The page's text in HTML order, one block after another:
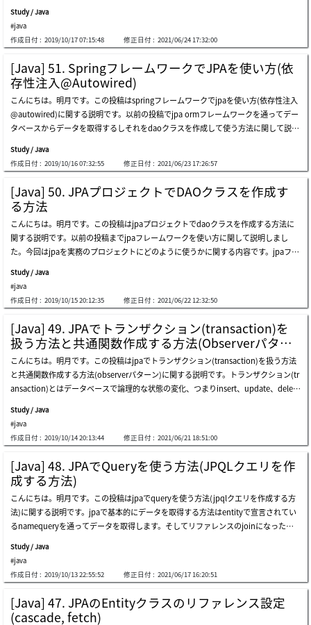
ルすることなので一応スキップして手動のインストールなので「tar.gz」でダウンロ
ードします。(wgetでダウンロードすると認証エラーになります。ただ、私はウェブ
でダウンロードして「samba」でコピーしました。)筆者は綺麗に「/usr/local/lib」
でコピーしておきました。これから圧縮を解凍しましょう。シンボリックリンクを設
定しましょう。そして「/etc/profile」でパスを指定しましょう。ここで「source pr
ofile」でもよいし再起動してもよいです。ここまでが手動インストールです。これか
らは「yum」をとおってインストールしましょう。先に「yum list」でなにがあるか
確認しましょう。ただ「java*」で検索するとデータが多すぎで「java-1.8.0*」で検
索しましょう。1.8.0バージョンだけで種類がすごく多いですね。この種類はよくし
らなくただ「devel」が含めている名をインストールしましょう。「java」の依存性
があるアプリもすべてインストー
存性注入@autowired)spring controllerにはdaoを取得してjpa ormを利用してデー
タを取得する部分に関しては問題ありません。でも、問題はspring controllerではな
いクラスでdaoを取得する方法が問題です。もちろん、一般クラスでただdaoクラス
のインスタンスを生成(new)して使っても問題ありません。しかし、springで依存性
注入でsingleton形式で使うのに、他の一般クラスで一般インスタンス生成してデー
タベースに接続してデータを取得することではなく、同じsingletonパターンで取得
して使いたいです。そのため、daoクラスを制御するfactory method patternを先に
作成することが必要です。上のソースはfactorydaoクラスをsingletonパターンタイ
プで作成しました。つまり、プログラムが開始してfactorydaoのインスタンスはた
だ一つだけ生成されます。そしてgetdaoはfactory method patternです。つまり、
パラメータのクラスタイプによりインスタンスを取得します。しかし我々がdaoのイ
ンスタンスを生成するたびにfactorydaoでifやswitchの分岐文を作成することが大変
なので、パラメータのクラスタイプでreflectionを利用してインスタンスを生成するf
lyweight patternを適用しました。つまり、改めてまとめたらsingleton + factory m
ethod + flyweightパターンの結果です。じゃ、springのcontroller部分ではなく、一
般クラスの関数部分でdaoを取得して使いましょう。じゃ、controllerでcommonク
ラスのgetusernamebyid関数を利用しましょう。上の結果をみればcommonクラス
中でuserdaoを利用してデータベースに接続してデータを取得し
Study / Java
#java
作成日付 : 2019/10/17 07:15:48 修正日付 : 2021/06/24 17:32:00
[Java] 51. SpringフレームワークでJPAを使い方(依
存性注入@Autowired)
こんにちは。明月です。この投稿はspringフレームワークでjpaを使い方(依存性注入
@autowired)に関する説明です。以前の投稿でjpa ormフレームワークを通ってデー
タベースからデータを取得するしそれをdaoクラスを作成して使う方法に関して説明
mをspringフレームワークで使いたいですが、そのままにdaoクラスのインスタンス
を生成して使うことも問題ありません。でも、daoクラスというのは様々なインスタ
ンスを生成して使うことより、singletonパターンの形式で一回にインスタンスを生
成して再使用するのがプログラム性能が良いです。なぜなら、インスタンスを生成(n
ew)するのは考えより時間がかかります。(何秒単位でかかることではありません。)
そしてマスタテーブルのdaoクラスなら一回のデータ取得で何回に再使用する方が良
いです。そのためにdaoをsingletonパターンで作成して、それを取得するためにfact
oryパターンを作成したらよいですが、springフレームワークはそれを支援する依存
性注入(dependency injection)という概念があります。依存性注入とはsingletonパ
ターンとfactoryパターンを併せたパターンだと思えばよいです。(実はsingletonパタ
ーンとfactoryパターンを併せた概念とは差異がありますが、ほぼ似てます。依存性
注入パターンはデザインパターンのカテゴリで説明します。)依存性注入パターンを
使うためには@autowiredアノテーションを知らなければならないです。@autowire
dアノテーションはspring設定のxml(mvc-config.xml)で設定したbeanオブジェクト
を取得して使うアノテーションです。最初に呼び出すときにインスタンスが生成さ
れ、次から呼び出すときには生成されたインスタンスを再使用する方法です。(single
tonパターン)まず、以前の投稿で作成したentityクラスとdaoクラスをspringプロジ
ェクトにコピーしましょう。link - [java] 39. spring web frameworkを利用してウェ
ブサービスプロジェクトを作成する方法まず、mvc-config.xmlを設定しましょう。
mvc-
Study / Java
作成日付 : 2019/10/16 07:32:55 修正日付 : 2021/06/23 17:26:57
[Java] 50. JPAプロジェクトでDAOクラスを作成す
る方法
こんにちは。明月です。この投稿はjpaプロジェクトでdaoクラスを作成する方法に
関する説明です。以前の投稿までjpaフレームワークを使い方に関して説明しまし
た。今回はjpaを実務のプロジェクトにどのように使うかに関する内容です。jpaフレ
やspringフレームワーク)のcontrollerに使っても問題はありません。例えば、contr
ollerの要請がある時、当該なデータをデータベースから取得してそのデータをentity
クラスに格納してクライアント(ブラウザ)に応答しても構いないと意味です。でも、
実務のウェブプロジェクトを作成する時に少しルールがあります。まず、ウェブ要請
がある時に当該な要請で使うデータベースのデータは一括で取得します。その後、セ
ッションに格納するデータや取得するデータを取得して最大に簡潔なロジックを実装
して応答します。なぜ、こんなルールがあるかというとウェブというのはcontroller
で処理が多くなれば応答速度が遅くなります。使用者の特性上、ページを要請したの
に1秒以上がかかっても何か問題があるではないかと認知するので処理速度が遅くな
るとダメです。その理由で一番時間がかかる処理(database connection)を一番先に
配置して、その後で処理ロジックを実装することです。そうすると後にデバッグやプ
ロファイリングする時の性能チェックが簡単になります。そのことでデータベースか
らデータを取得してcontrollerから使うデータに変換する作業がdao(database acces
s object)クラスを作成することです。ウェブからは二つのデータ変換オブジェクトが
あります。それがdtoとdaoです。dtoはクライアント(ブラウザ)から要請するデータ
値をクラスインスタンスタイプに変換することで、この部分はspringで自動に処理し
ます。link - [java] 40. web spring frameworkでcontrollerを扱う方法daoはデータ
ベースのデータをクラスインスタンス値に変換する作業です。それも一部jpaフレー
ムワーク側で処理します。でも、データを様々にjoinするか複雑に取得する場合があ
るため、daoクラスを作成します。まず、daoクラスを作成するために共通的に使っ
てい
Study / Java
#java
作成日付 : 2019/10/15 20:12:35 修正日付 : 2021/06/22 12:32:50
[Java] 49. JPAでトランザクション(transaction)を
扱う方法と共通関数作成する方法(Observerパター
ン)
こんにちは。明月です。この投稿はjpaでトランザクション(transaction)を扱う方法
と共通関数作成する方法(observerパターン)に関する説明です。トランザクション(tr
ansaction)とはデータベースで論理的な状態の変化、つまりinsert、update、delete
意味です。その意味でデータの更新が多いことをトランザクション(transaction)テー
ブル、そうではないことをマスタ(master)テーブルといいます。このトランザクショ
ン(transaction)は範囲を設定することができますが、範囲設定を通ってアトミック
（atomicity）、一貫性（consistency）、独立性（isolation）、耐久性（durabilit
y）を守れられます。もっと理解しやくのため、ウェブを通って会員登録設定を作る
と思いましょう。会員登録を通って基本的なidと様々なテーブルにデータを同時にin
sertをすると思いましょう。でも、最初idがある基本情報テーブルにinsertを完了し
て様々なテーブルにinsertする途中でエラーが発生しました。つまり、テーブル一つ
の単位でトランザクション(transaction)をかけ、基本情報のデータをinsertしました
が、エラーが発生して他のテーブルにinsertをできませんでした。そうならデータの
無結成を守られません。それですべてのデータがしっかりinsertにした後、commit
を通って一括で同時にデータが格納され、もし、エラーが発生すればcommitかわり
にrollbackを通って途中でinsertしたデータをトランザクションが始まる前の状況に
戻らなければなりません。それをトランザクション(transaction)範囲設定です。上の
ソースは私が途中でpersist関数を使ってデータを格納する関数を呼び出しました
Study / Java
#java
作成日付 : 2019/10/14 20:13:44 修正日付 : 2021/06/21 18:51:00
[Java] 48. JPAでQueryを使う方法(JPQLクエリを作
成する方法)
こんにちは。明月です。この投稿はjpaでqueryを使う方法(jpqlクエリを作成する方
法)に関する説明です。jpaで基本的にデータを取得する方法はentityで宣言されてい
るnamequeryを通ってデータを取得します。そしてリファレンスのjoinになったデ
得します。でも、上の方法の問題はデータをすべて取得してコード上のfilterや分岐
でデータを取得します。つまり、データが多いとシステムが遅くなります。そうなら
クエリでデータベースからデータを取得する段階でデータを分類して取得した後、処
理する方が良いです。jpaはクエリでデータを取得する方法が二つがあります。一つ
はjpaで使うjpqlクエリで取得する方法とデータベースで使うsqlクエリで取得する方
Study / Java
#java
作成日付 : 2019/10/13 22:55:52 修正日付 : 2021/06/17 16:20:51
[Java] 47. JPAのEntityクラスのリファレンス設定
(cascade, fetch)